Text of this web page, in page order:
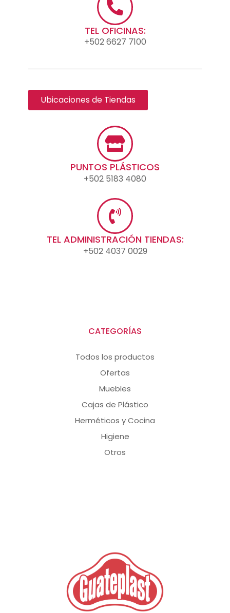
TEL OFICINAS:
+502 6627 7100
Ubicaciones de Tiendas
PUNTOS PLÁSTICOS
+502 5183 4080
TEL ADMINISTRACIÓN TIENDAS:
+502 4037 0029
CATEGORÍAS
Todos los productos
Ofertas
Muebles
Cajas de Plástico
Herméticos y Cocina
Higiene
Otros